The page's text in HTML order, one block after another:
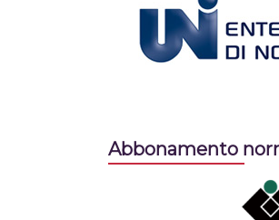
Abbonamento